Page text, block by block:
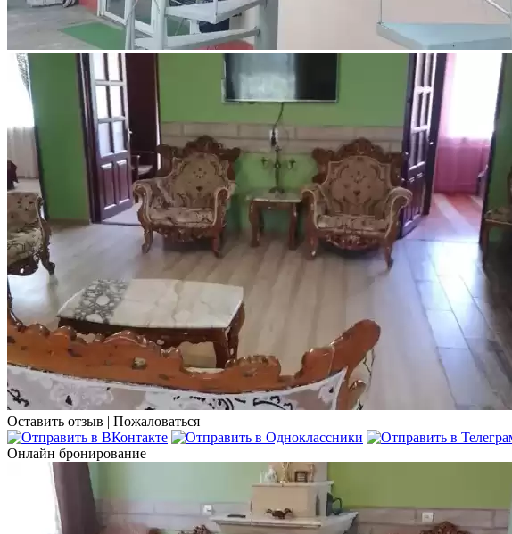
Оставить отзыв | Пожаловаться
Онлайн бронирование